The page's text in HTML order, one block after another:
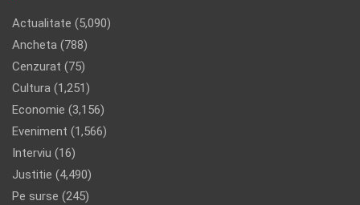
Actualitate (5,090)
Ancheta (788)
Cenzurat (75)
Cultura (1,251)
Economie (3,156)
Eveniment (1,566)
Interviu (16)
Justitie (4,490)
Pe surse (245)